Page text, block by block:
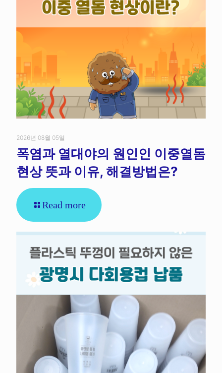
2026년 08월 05일
폭염과 열대야의 원인인 이중열돔
현상 뜻과 이유, 해결방법은?
Read more